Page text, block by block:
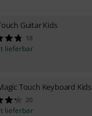
Guitar Kids
18
lieferbar
Touch Keyboard Kids
20
lieferbar